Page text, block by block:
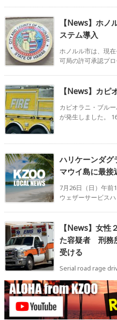
【News】ホノ
ステム導入
ホノルル市は、現
可局の許可承認プ
【News】カピ
カピオラニ・ブル
が発生しました。
ハリケーンダグ
マウイ島に最接
7月26日（日）午前
ウェザーサービス
【News】女性
た容疑者 刑務
受ける
Serial road rage